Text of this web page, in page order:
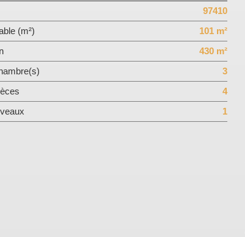
97410
(m²) 101 m²
430 m²
3
4
1